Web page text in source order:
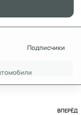
Подписчики
ВПЕРЁД